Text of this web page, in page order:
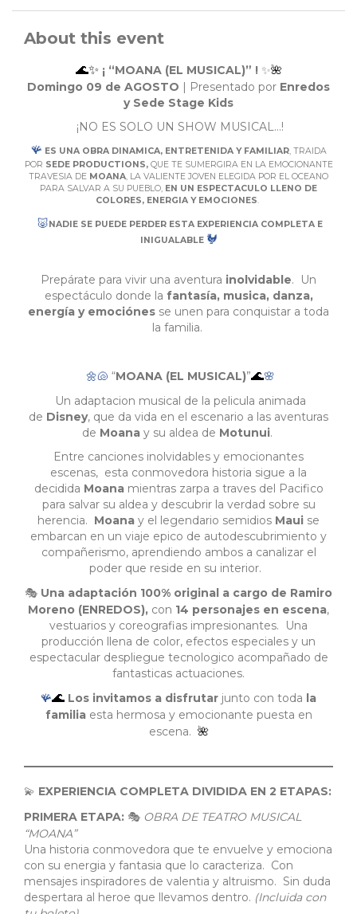
About this event
🌊✨ ¡ “MOANA (EL MUSICAL)” ! ✨🌺
Domingo 09 de AGOSTO | Presentado por Enredos
y Sede Stage Kids
¡NO ES SOLO UN SHOW MUSICAL…!
🪸 ES UNA OBRA DINAMICA, ENTRETENIDA Y FAMILIAR, TRAIDA
POR SEDE PRODUCTIONS, QUE TE SUMERGIRA EN LA EMOCIONANTE
TRAVESIA DE MOANA, LA VALIENTE JOVEN ELEGIDA POR EL OCEANO
PARA SALVAR A SU PUEBLO, EN UN ESPECTACULO LLENO DE
COLORES, ENERGIA Y EMOCIONES.
🐷 NADIE SE PUEDE PERDER ESTA EXPERIENCIA COMPLETA E
INIGUALABLE 🐓
Prepárate para vivir una aventura inolvidable. Un
espectáculo donde la fantasía, musica, danza,
energía y emociónes se unen para conquistar a toda
la familia.
🌼🐚“MOANA (EL MUSICAL)”🌊🌸
Un adaptacion musical de la pelicula animada
de Disney, que da vida en el escenario a las aventuras
de Moanay su aldea de Motunui.
Entre canciones inolvidables y emocionantes
escenas, esta conmovedora historia sigue a la
decidida Moanamientras zarpa a traves del Pacifico
para salvar su aldea y descubrir la verdad sobre su
herencia. Moana y el legendario semidios Maui se
embarcan en un viaje epico de autodescubrimiento y
compañerismo, aprendiendo ambos a canalizar el
poder que reside en su interior.
🎭 Una adaptación 100% original a cargo de Ramiro
Moreno (ENREDOS), con 14 personajes en escena,
vestuarios y coreografias impresionantes. Una
producción llena de color, efectos especiales y un
espectacular despliegue tecnologico acompañado de
fantasticas actuaciones.
🪸🌊 Los invitamos a disfrutar junto con toda la
familia esta hermosa y emocionante puesta en
escena. 🌺
💫 EXPERIENCIA COMPLETA DIVIDIDA EN 2 ETAPAS:
PRIMERA ETAPA: 🎭 OBRA DE TEATRO MUSICAL
“MOANA”
Una historia conmovedora que te envuelve y emociona
con su energia y fantasia que lo caracteriza. Con
mensajes inspiradores de valentia y altruismo. Sin duda
despertara al heroe que llevamos dentro. (Incluida con